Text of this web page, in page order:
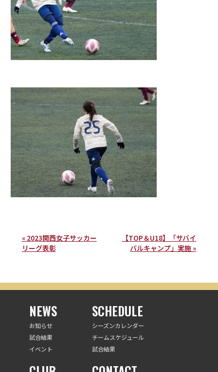
« 2023関西女子サッカー
リーグ表彰
【TOP＆U18】「サバイ
バルキャンプ」実施 »
NEWS
お知らせ
試合結果
イベント
SCHEDULE
シーズンカレンダー
チームスケジュール
試合結果